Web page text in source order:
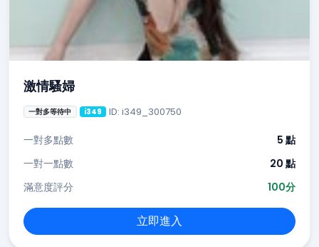
激情騷婦
一對多等待中 i349 ID: i349_300750
一對多點數
5 點
一對一點數
20 點
滿意度評分
100分
立即進入